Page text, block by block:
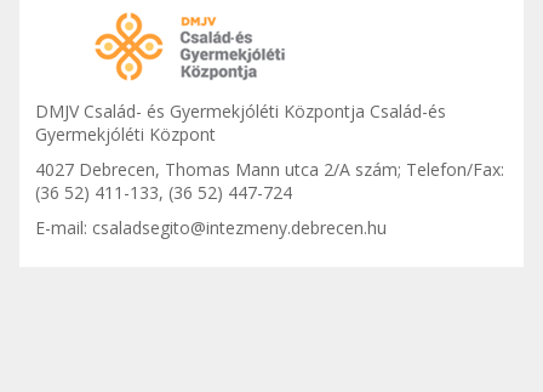
DMJV Család- és Gyermekjóléti Központja Család-és
Gyermekjóléti Központ
4027 Debrecen, Thomas Mann utca 2/A szám; Telefon/Fax:
(36 52) 411-133, (36 52) 447-724
E-mail: csaladsegito@intezmeny.debrecen.hu